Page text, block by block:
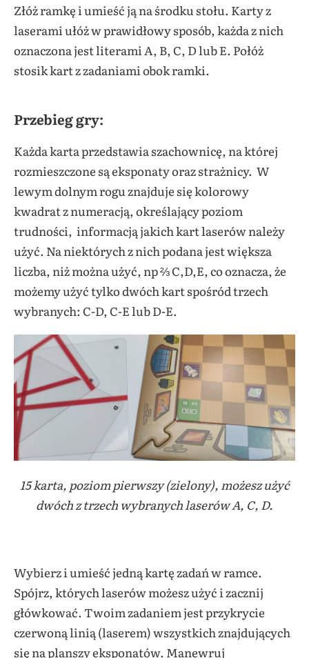
Złóż ramkę i umieść ją na środku stołu. Karty z
laserami ułóż w prawidłowy sposób, każda z nich
oznaczona jest literami A, B, C, D lub E. Połóż
stosik kart z zadaniami obok ramki.
Przebieg gry:
Każda karta przedstawia szachownicę, na której
rozmieszczone są eksponaty oraz strażnicy. W
lewym dolnym rogu znajduje się kolorowy
kwadrat z numeracją, określający poziom
trudności, informacją jakich kart laserów należy
użyć. Na niektórych z nich podana jest większa
liczba, niż można użyć, np ⅔ C,D,E, co oznacza, że
możemy użyć tylko dwóch kart spośród trzech
wybranych: C-D, C-E lub D-E.
15 karta, poziom pierwszy (zielony), możesz użyć
dwóch z trzech wybranych laserów A, C, D.
Wybierz i umieść jedną kartę zadań w ramce.
Spójrz, których laserów możesz użyć i zacznij
główkować. Twoim zadaniem jest przykrycie
czerwoną linią (laserem) wszystkich znajdujących
się na planszy eksponatów. Manewruj